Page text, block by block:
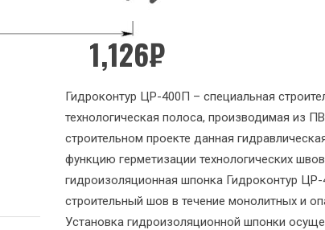
1,126₽
Гидроконтур ЦР-400П – специальная
технологическая полоса, производимая из
строительном проекте данная
функцию герметизации технологических
гидроизоляционная шпонка Гидроконтур
строительный шов в течение монолитных и
Установка гидроизоляционной шпонки